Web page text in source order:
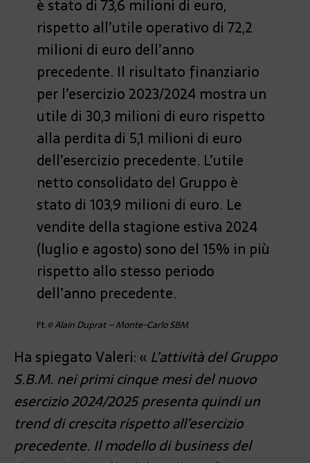
è stato di 73,6 milioni di euro,
rispetto all’utile operativo di 72,2
milioni di euro dell’anno
precedente. Il risultato finanziario
per l’esercizio 2023/2024 mostra un
utile di 30,3 milioni di euro rispetto
alla perdita di 5,1 milioni di euro
dell’esercizio precedente. L’utile
netto consolidato del Gruppo è
stato di 103,9 milioni di euro. Le
vendite della stagione estiva 2024
(luglio e agosto) sono del 15% in più
rispetto allo stesso periodo
dell’anno precedente.
Ft.© Alain Duprat – Monte-Carlo SBM
Ha spiegato Valeri: « L’attività del Gruppo
S.B.M. nei primi cinque mesi del nuovo
esercizio 2024/2025 presenta quindi un
trend di crescita rispetto all’esercizio
precedente. Il modello di business del